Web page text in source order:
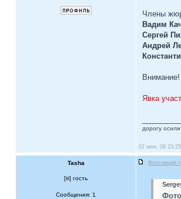
Члены
Вадим
Сергей
Андрей
Явка
дорогу
02 июн, 09 23:25
Tasha Фото-акция
[ ] гость
Сообщения: 1